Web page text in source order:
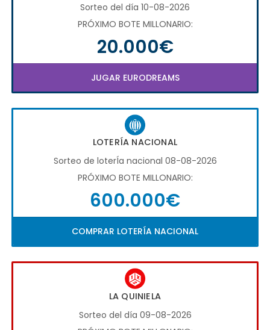
Sorteo del día 10-08-2026
PRÓXIMO BOTE MILLONARIO:
20.000€
JUGAR EURODREAMS
LOTERÍA NACIONAL
Sorteo de loterÍa nacional 08-08-2026
PRÓXIMO BOTE MILLONARIO:
600.000€
COMPRAR LOTERÍA NACIONAL
LA QUINIELA
Sorteo del día 09-08-2026